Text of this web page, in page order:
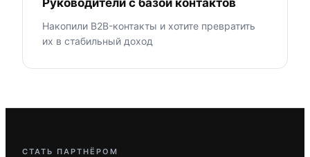
Руководители с базой контактов
Накопили B2B-контакты и хотите превратить
их в стабильный доход
СТАТЬ ПАРТНЁРОМ